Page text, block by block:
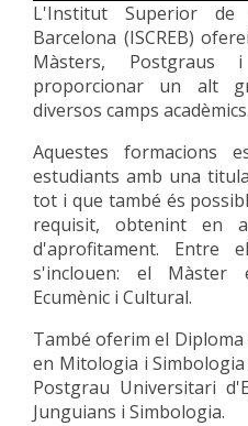
L'Institut Superior de
Barcelona (ISCREB)
Màsters,
proporcionar un alt
diversos camps acadèmics.
Aquestes formacions
estudiants amb una
tot i que també és
requisit, obtenint en
d'aprofitament. Entre
s'inclouen: el Màster
Ecumènic i Cultural.
També oferim el
en Mitologia i
Postgrau Universitari
Junguians i Simbologia.